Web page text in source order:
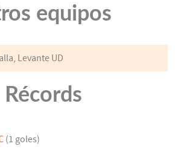
equipos
Levante UD
Récords
(1 goles)